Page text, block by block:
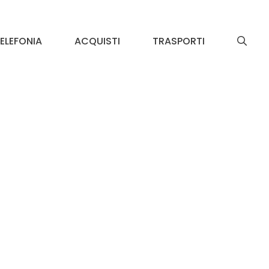
ACQUISTI TRASPORTI